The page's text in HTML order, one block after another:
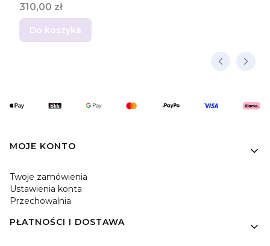
Cena
310,00 zł
Do koszyka
Linki w stopce
MOJE KONTO
Twoje zamówienia
Ustawienia konta
Przechowalnia
PŁATNOŚCI I DOSTAWA